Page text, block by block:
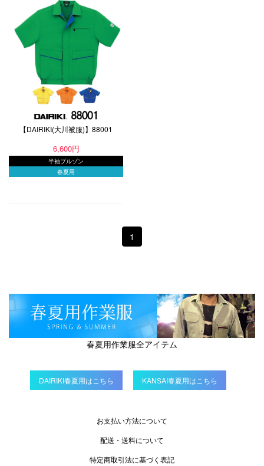
【DAIRIKI(大川被服)】88001
6,600円
半袖ブルゾン
春夏用
1
春夏用作業服全アイテム
DAIRIKI春夏用はこちら KANSAI春夏用はこちら
お支払い方法について
配送・送料について
特定商取引法に基づく表記